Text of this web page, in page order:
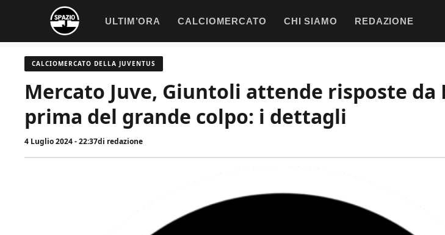
contenuto
ULTIM’ORA CALCIOMERCATO CHI SIAMO REDAZIONE
CALCIOMERCATO DELLA JUVENTUS
Mercato Juve, Giuntoli attende risposte da
prima del grande colpo: i dettagli
4 Luglio 2024 - 22:37di redazione